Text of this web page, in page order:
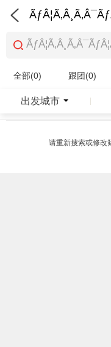
全部(0) 跟团(0)
特产商品(0)
出发城市
请重新搜索或修改